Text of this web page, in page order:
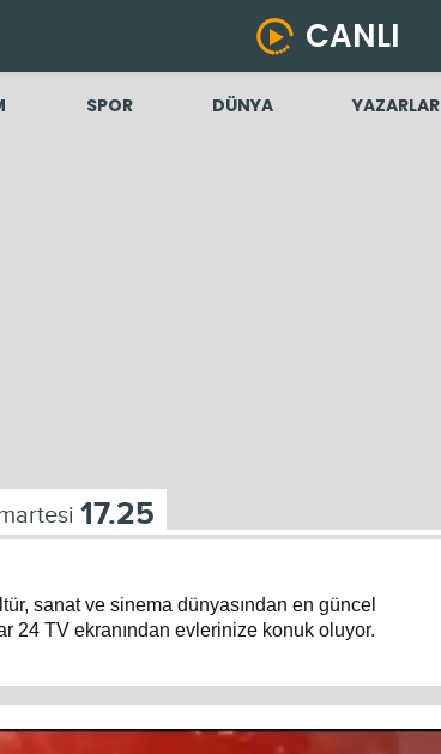
CANLI
SPOR DÜNYA YAZARLAR
17.25
sanat ve sinema dünyasından en güncel
24 TV ekranından evlerinize konuk oluyor.